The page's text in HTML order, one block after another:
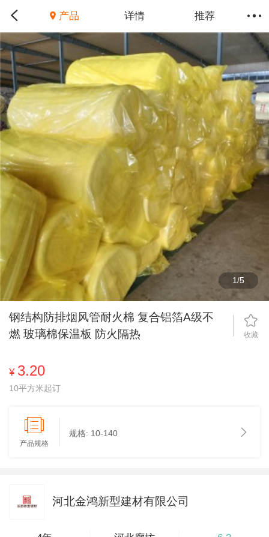
产品 详情 推荐
1/5
钢结构防排烟风管耐火棉 复合铝箔A级不
燃 玻璃棉保温板 防火隔热
收藏
¥ 3.20
10平方米起订
产品规格
规格: 10-140
河北金鸿新型建材有限公司